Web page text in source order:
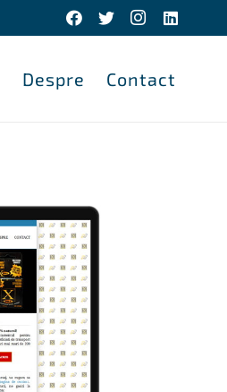
Despre Contact